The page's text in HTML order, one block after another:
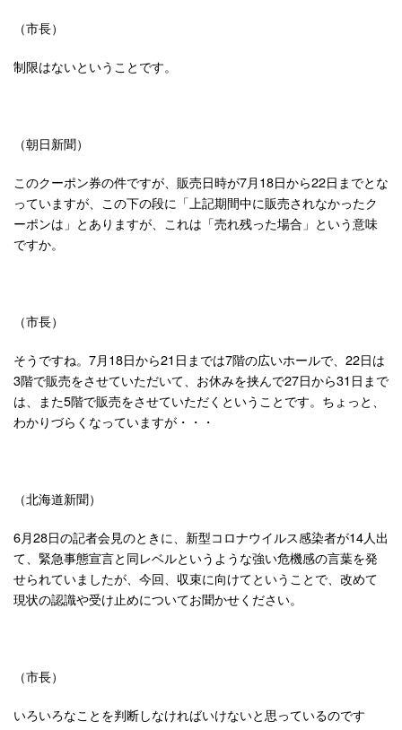
（市長）
制限はないということです。
（朝日新聞）
このクーポン券の件ですが、販売日時が7月18日から22日までとな
っていますが、この下の段に「上記期間中に販売されなかったク
ーポンは」とありますが、これは「売れ残った場合」という意味
ですか。
（市長）
そうですね。7月18日から21日までは7階の広いホールで、22日は
3階で販売をさせていただいて、お休みを挟んで27日から31日まで
は、また5階で販売をさせていただくということです。ちょっと、
わかりづらくなっていますが・・・
（北海道新聞）
6月28日の記者会見のときに、新型コロナウイルス感染者が14人出
て、緊急事態宣言と同レベルというような強い危機感の言葉を発
せられていましたが、今回、収束に向けてということで、改めて
現状の認識や受け止めについてお聞かせください。
（市長）
いろいろなことを判断しなければいけないと思っているのです